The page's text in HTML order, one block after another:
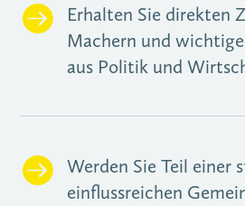

Erhalten Sie direkten
Machern und
aus Politik und

Werden Sie Teil einer
einflussreichen